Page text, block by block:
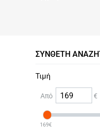
ΣΎΝΘΕΤΗ
Τιμή
Από €
169€